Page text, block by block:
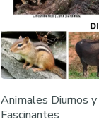
Animales Diurnos
Fascinantes